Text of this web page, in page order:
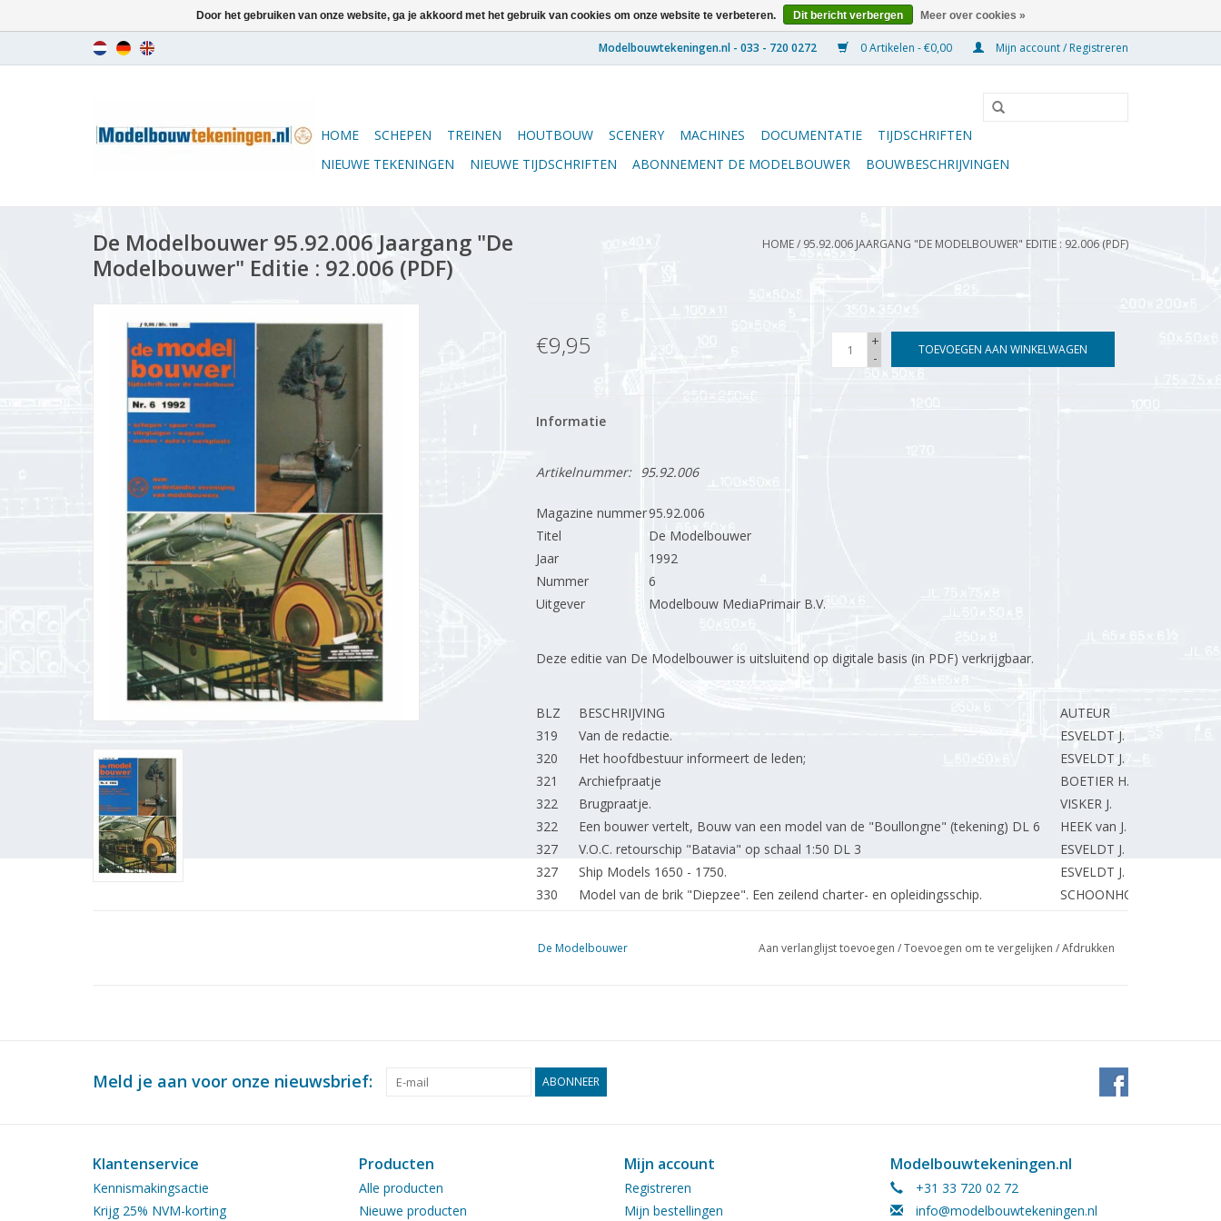
0 Artikelen - €0,00 Mijn account / Registreren
HOME SCHEPEN TREINEN HOUTBOUW SCENERY MACHINES DOCUMENTATIE
TIJDSCHRIFTEN
NIEUWE TEKENINGEN
NIEUWE TIJDSCHRIFTEN ABONNEMENT DE MODELBOUWER BOUWBESCHRIJVINGEN
De Modelbouwer 95.92.006 Jaargang "De
Modelbouwer" Editie : 92.006 (PDF)
HOME/ 95.92.006 JAARGANG "DE MODELBOUWER" EDITIE : 92.006 (PDF)
€9,95
+
-
TOEVOEGEN AAN WINKELWAGEN
Informatie
Artikelnummer: 95.92.006
Magazine nummer95.92.006
Titel
De Modelbouwer
Jaar
1992
Nummer
6
Uitgever
Modelbouw MediaPrimair B.V.
Deze editie van De Modelbouwer is uitsluitend op digitale basis (in PDF) verkrijgbaar.
BLZ BESCHRIJVING
AUTEUR
319
Van de redactie.
ESVELDT J.
320
Het hoofdbestuur informeert de leden;
ESVELDT J.
321
Archiefpraatje
BOETIER H.
322
Brugpraatje.
VISKER J.
322
Een bouwer vertelt, Bouw van een model van de "Boullongne" (tekening) DL 6
HEEK van J.
327
V.O.C. retourschip "Batavia" op schaal 1:50 DL 3
ESVELDT J.
327
Ship Models 1650 - 1750.
ESVELDT J.
330
Model van de brik "Diepzee". Een zeilend charter- en opleidingsschip.
SCHOONHOVEN van A.
334
Maritieme musea: Rijn- en sleepvaartmuseum in Rotterdam. DL 4
VISKER J.
340
Bouwimpressie: Plastic model van de "Calypso"
341
Plastic modelbouw: Een "grijze" pagina.
VISKER J.
Een revolverdraaibank
HUYGEN J.
Overnemen van gaten
De stoomfluit; ROOIJEN van J.
De Modelbouwer Aan verlanglijst toevoegen /Toevoegen om te vergelijken /Afdrukken
Meld je aan voor onze nieuwsbrief: ABONNEER
Klantenservice
Kennismakingsactie
Krijg 25% NVM-korting
Producten
Alle producten
Nieuwe producten
Mijn account
Registreren
Mijn bestellingen
Modelbouwtekeningen.nl
+31 33 720 02 72
info@modelbouwtekeningen.nl
Door het gebruiken van onze website, ga je akkoord met het gebruik van cookies om onze website te verbeteren. Dit bericht verbergen Meer over cookies »